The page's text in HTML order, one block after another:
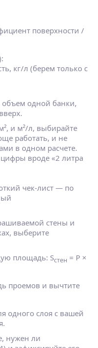
поверхности /
кг/л (берем только с
одной банки,
и м²/л, выбирайте
работать, и не
в одном расчете.
вроде «2 литра
чек‑лист — по
стены и
выберите
площадь: Sстен = P ×
проемов и вычтите
одного слоя с вашей
нужен ли